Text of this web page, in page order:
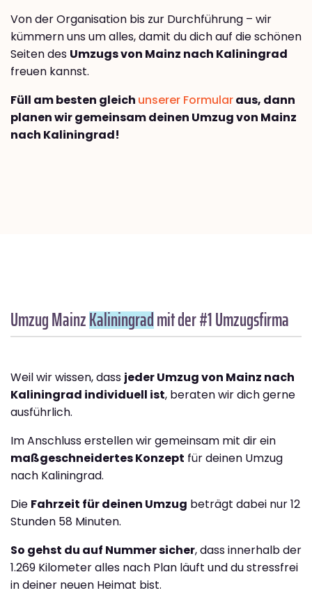
Von der Organisation bis zur Durchführung – wir
kümmern uns um alles, damit du dich auf die schönen
Seiten des Umzugs von Mainz nach Kaliningrad
freuen kannst.
Füll am besten gleich unserer Formularaus, dann
planen wir gemeinsam deinen Umzug von Mainz
nach Kaliningrad!
Umzug MainzKaliningradmit der #1 Umzugsfirma
Weil wir wissen, dass jeder Umzug von Mainz nach
Kaliningrad individuell ist, beraten wir dich gerne
ausführlich.
Im Anschluss erstellen wir gemeinsam mit dir ein
maßgeschneidertes Konzept für deinen Umzug
nach Kaliningrad.
Die Fahrzeit für deinen Umzug beträgt dabei nur 12
Stunden 58 Minuten.
So gehst du auf Nummer sicher, dass innerhalb der
1.269 Kilometer alles nach Plan läuft und du stressfrei
in deiner neuen Heimat bist.